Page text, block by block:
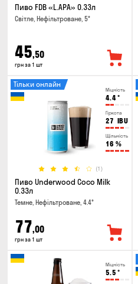
Пиво FDB «L.APA» 0.33л
Світле, Нефільтроване, 5°
45,50
грн за 1 шт
Міцність
4.4°
Гіркота
27 IBU
Щільність
16 %
(1)
Тільки онлайн
Пиво Underwood Coco Milk
0.33л
Темне, Нефільтроване, 4.4°
77,00
грн за 1 шт
Міцність
5.5 °